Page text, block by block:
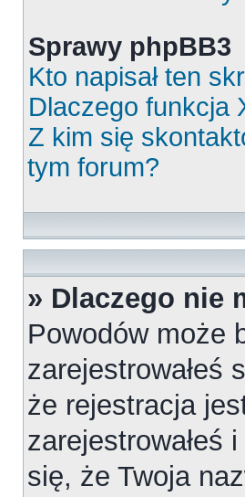
Sprawy phpBB3
Kto napisał ten
Dlaczego funkcja
Z kim się
tym forum?
» Dlaczego nie
Powodów może
zarejestrowałeś
że rejestracja
zarejestrowałeś
się, że Twoja